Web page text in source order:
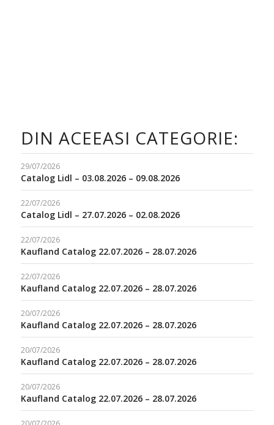
DIN ACEEASI CATEGORIE:
29/07/2026
Catalog Lidl – 03.08.2026 – 09.08.2026
22/07/2026
Catalog Lidl – 27.07.2026 – 02.08.2026
22/07/2026
Kaufland Catalog 22.07.2026 – 28.07.2026
22/07/2026
Kaufland Catalog 22.07.2026 – 28.07.2026
20/07/2026
Kaufland Catalog 22.07.2026 – 28.07.2026
20/07/2026
Kaufland Catalog 22.07.2026 – 28.07.2026
20/07/2026
Kaufland Catalog 22.07.2026 – 28.07.2026